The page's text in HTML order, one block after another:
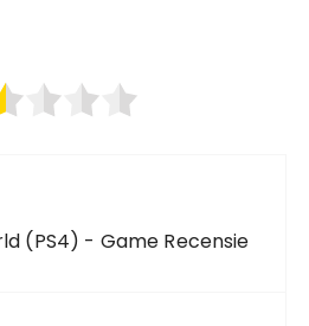
(PS4) - Game Recensie